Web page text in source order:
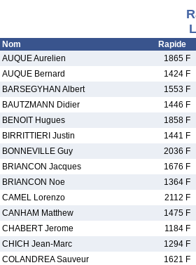
Nom
Rapide
AUQUE Aurelien
1865 F
AUQUE Bernard
1424 F
BARSEGYHAN Albert
1553 F
BAUTZMANN Didier
1446 F
BENOIT Hugues
1858 F
BIRRITTIERI Justin
1441 F
BONNEVILLE Guy
2036 F
BRIANCON Jacques
1676 F
BRIANCON Noe
1364 F
CAMEL Lorenzo
2112 F
CANHAM Matthew
1475 F
CHABERT Jerome
1184 F
CHICH Jean-Marc
1294 F
COLANDREA Sauveur
1621 F